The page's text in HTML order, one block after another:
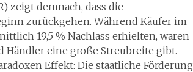
zeigt demnach, dass die
zurückgehen. Während Käufer im
19,5 % Nachlass erhielten, waren
Händler eine große Streubreite gibt.
Effekt: Die staatliche Förderung